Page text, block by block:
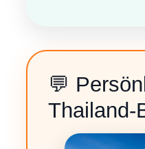
💬
Thailand-